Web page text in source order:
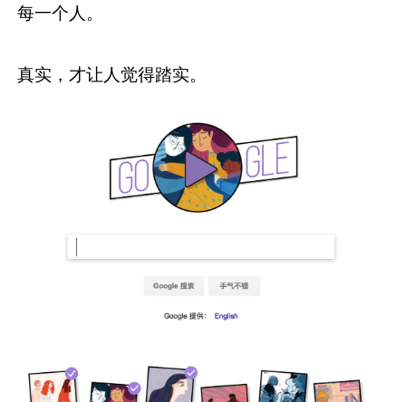
每一个人。
真实，才让人觉得踏实。